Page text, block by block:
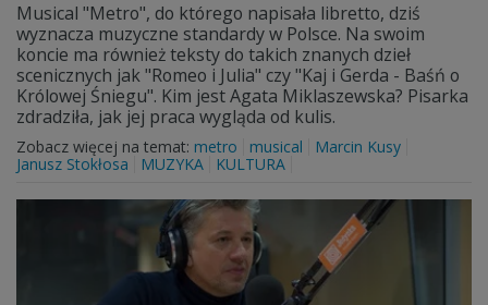
Musical "Metro", do którego napisała libretto, dziś
wyznacza muzyczne standardy w Polsce. Na swoim
koncie ma również teksty do takich znanych dzieł
scenicznych jak "Romeo i Julia" czy "Kaj i Gerda - Baśń o
Królowej Śniegu". Kim jest Agata Miklaszewska? Pisarka
zdradziła, jak jej praca wygląda od kulis.
Zobacz więcej na temat: metro musical
Marcin Kusy
Janusz Stokłosa
MUZYKA KULTURA